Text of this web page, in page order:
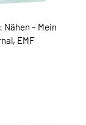
Nähen – Mein
EMF